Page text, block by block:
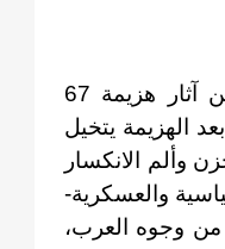
ساهمت الرواية مع جيل الستينيات ومن سبقهم من الروائيين في الكشف عن آثار هزيمة 67
الهزيمة يتخيل
وألم الانكسار
أكتوبر 1973 علي أهميته السياسية والعسكرية-
من وجوه العرب،